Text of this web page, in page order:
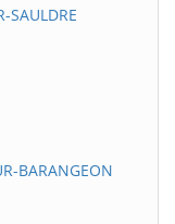
BARANGEON